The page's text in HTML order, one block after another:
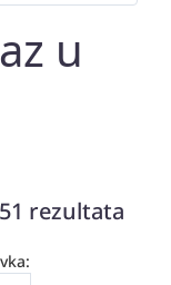
u
rezultata